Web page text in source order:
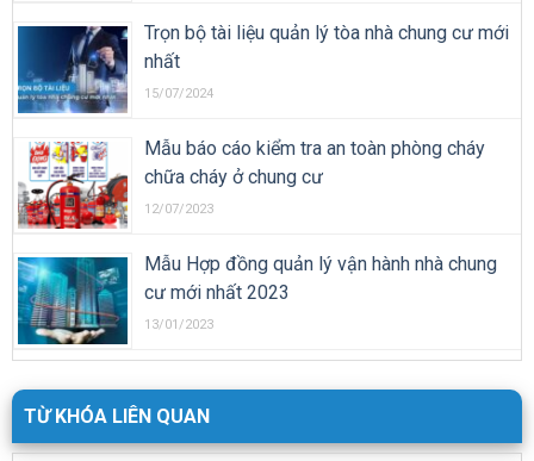
Trọn bộ tài liệu quản lý tòa nhà chung cư mới
nhất
15/07/2024
Mẫu báo cáo kiểm tra an toàn phòng cháy
chữa cháy ở chung cư
12/07/2023
Mẫu Hợp đồng quản lý vận hành nhà chung
cư mới nhất 2023
13/01/2023
TỪ KHÓA LIÊN QUAN